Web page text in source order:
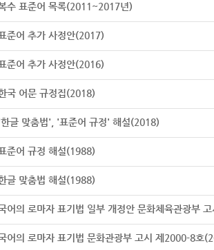
수 표준어 목록(2011~2017년)
준어 추가 사정안(2017)
준어 추가 사정안(2016)
국 어문 규정집(2018)
글 맞춤법', '표준어 규정' 해설(2018)
준어 규정 해설(1988)
글 맞춤법 해설(1988)
어의 로마자 표기법 일부 개정안 문화체육관광부
어의 로마자 표기법 문화관광부 고시 제2000-8호